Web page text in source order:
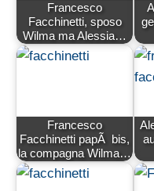
Francesco
Facchinetti, sposo
Wilma ma Alessia…
Francesco
Facchinetti papÃ bis,
la compagna Wilma…